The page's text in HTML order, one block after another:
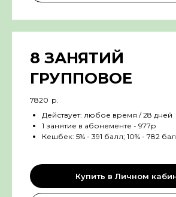
8 ЗАНЯТИЙ
ГРУППОВОЕ
7820 р.
Действует: любое время / 28 дней
1 занятие в абонементе - 977р
Кешбек: 5% - 391 балл; 10% - 782
Купить в Личном